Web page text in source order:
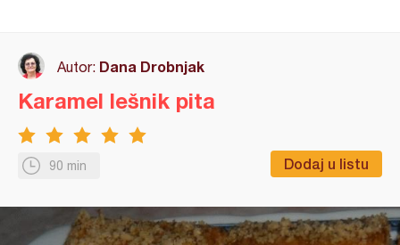
Autor: Dana Drobnjak
90 min Dodaj u listu
Karamel lešnik pita